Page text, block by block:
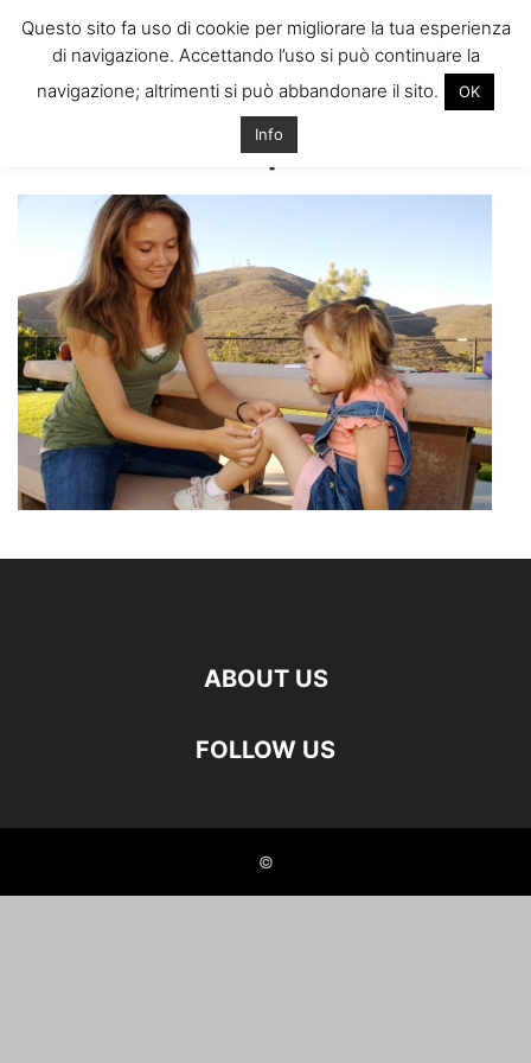
ITALIANI A
LONDRA
Il blog degli Italiani nella rebel city
Home Esperienze Au-Pair a Londra: info e consigli!
7-
7-what_is_an_aupair
ABOUT US
FOLLOW US
©
Questo sito fa uso di cookie per migliorare la tua esperienza
di navigazione. Accettando l’uso si può continuare la
navigazione; altrimenti si può abbandonare il sito.
OK
Info